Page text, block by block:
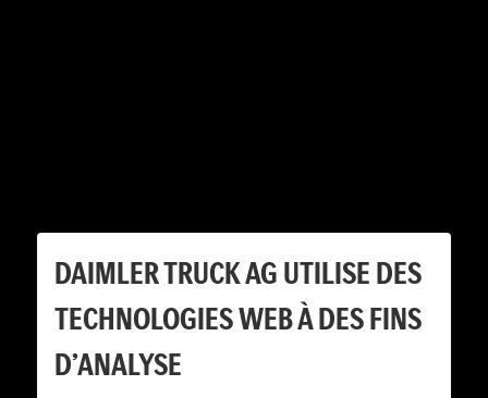
DAIMLER TRUCK AG UTILISE DES
TECHNOLOGIES WEB À DES FINS
D’ANALYSE